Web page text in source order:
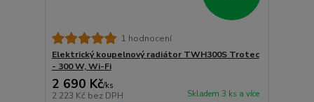
1 hodnocení
Elektrický koupelnový radiátor TWH300S Trotec
- 300 W, Wi-Fi
2 690 Kč/ks
2 223 Kč bez DPH Skladem 3 ks a více